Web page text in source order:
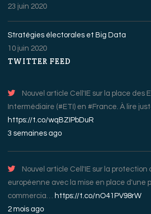
23 juin 2020
Stratégies électorales et Big Data
10 juin 2020
TWITTER FEED
Nouvel article Cell'IE sur la place des
Intermédiaire (#ETI) en #France. À lire
https://t.co/wqBZIPbDuR
3 semaines ago
Nouvel article Cell'IE sur la protection
européenne avec la mise en place d'une
commercia… https://t.co/nO41PV98rW
2 mois ago